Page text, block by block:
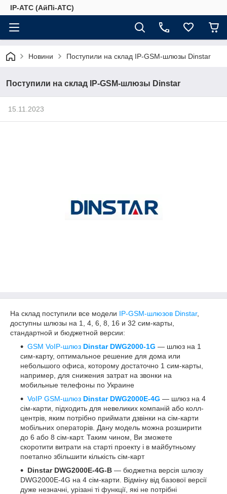
IP-АТС (АйПі-АТС)
Новини Поступили на склад IP-GSM-шлюзы Dinstar
Поступили на склад IP-GSM-шлюзы Dinstar
15.11.2023
На склад поступили все модели IP-GSM-шлюзов Dinstar,
доступны шлюзы на 1, 4, 6, 8, 16 и 32 сим-карты,
стандартной и бюджетной версии:
GSM VoIP-шлюз Dinstar DWG2000-1G ― шлюз на 1
сим-карту, оптимальное решение для дома или
небольшого офиса, которому достаточно 1 сим-карты,
например, для снижения затрат на звонки на
мобильные телефоны по Украине
VoIP GSM-шлюз Dinstar DWG2000E-4G ― шлюз на 4
сім-карти, підходить для невеликих компаній або колл-
центрів, яким потрібно приймати дзвінки на сім-карти
мобільних операторів. Дану модель можна розширити
до 6 або 8 сім-карт. Таким чином, Ви зможете
скоротити витрати на старті проекту і в майбутньому
поетапно збільшити кількість сім-карт
Dinstar DWG2000E-4G-B ― бюджетна версія шлюзу
DWG2000E-4G на 4 сім-карти. Відміну від базової версії
дуже незначні, урізані ті функції, які не потрібні